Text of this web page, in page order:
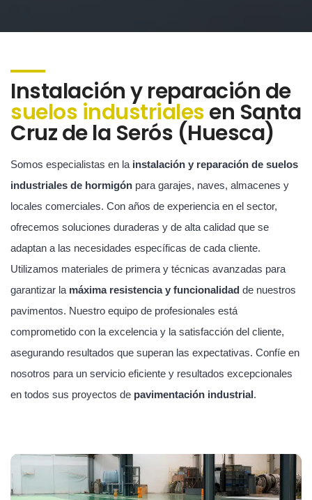
Instalación y reparación de
suelos industrialesen Santa
Cruz de la Serós (Huesca)
Somos especialistas en la instalación y reparación de suelos
industriales de hormigón para garajes, naves, almacenes y
locales comerciales. Con años de experiencia en el sector,
ofrecemos soluciones duraderas y de alta calidad que se
adaptan a las necesidades específicas de cada cliente.
Utilizamos materiales de primera y técnicas avanzadas para
garantizar la máxima resistencia y funcionalidad de nuestros
pavimentos. Nuestro equipo de profesionales está
comprometido con la excelencia y la satisfacción del cliente,
asegurando resultados que superan las expectativas. Confíe en
nosotros para un servicio eficiente y resultados excepcionales
en todos sus proyectos de pavimentación industrial.